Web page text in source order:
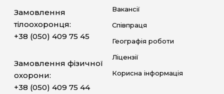
Замовлення
тілоохоронця:
+38 (050) 409 75 45
Замовлення фізичної
охорони:
+38 (050) 409 75 44
Вакансії
Співпраця
Географія роботи
Ліцензії
Корисна інформація